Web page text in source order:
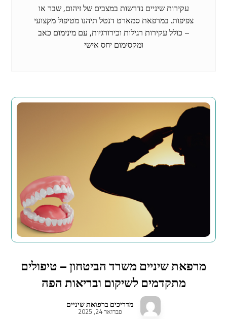
עקירות שיניים נדרשות במצבים של זיהום, שבר או
צפיפות. במרפאת סמארט דנטל תיהנו מטיפול מקצועי
– כולל עקירות רגילות וכירורגיות, עם מינימום כאב
ומקסימום יחס אישי
מרפאת שיניים משרד הביטחון – טיפולים
מתקדמים לשיקום ובריאות הפה
מדריכים ברפואת שיניים
פברואר 24, 2025